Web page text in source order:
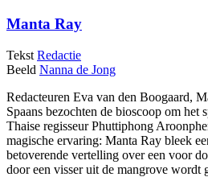
Manta Ray
Tekst Redactie
Beeld Nanna de Jong
Redacteuren Eva van den Boogaard,
Spaans bezochten de bioscoop om het
Thaise regisseur Phuttiphong
magische ervaring: Manta Ray bleek
betoverende vertelling over een voor
door een visser uit de mangrove wordt